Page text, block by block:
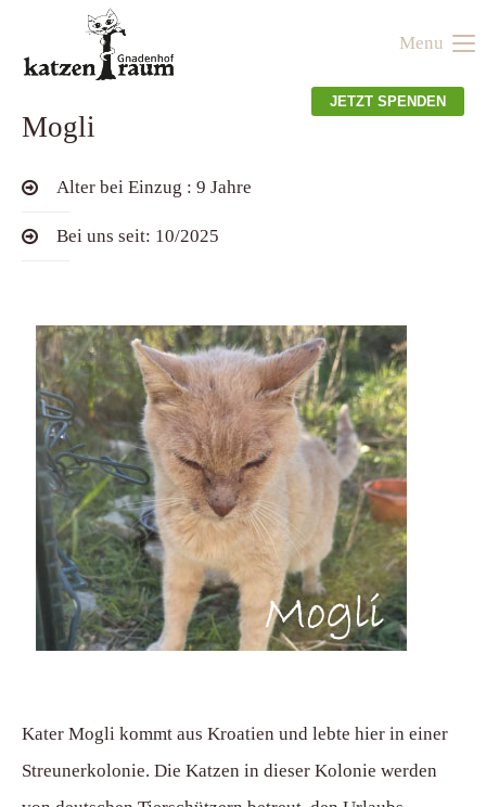
Der Eintrag "offcanvas-col1" existiert leider nicht.
Der Eintrag "offcanvas-col2" existiert leider nicht.
Menu
JETZT SPENDEN
Mogli
Alter bei Einzug : 9 Jahre
Bei uns seit: 10/2025
Kater Mogli kommt aus Kroatien und lebte hier in einer
Streunerkolonie. Die Katzen in dieser Kolonie werden